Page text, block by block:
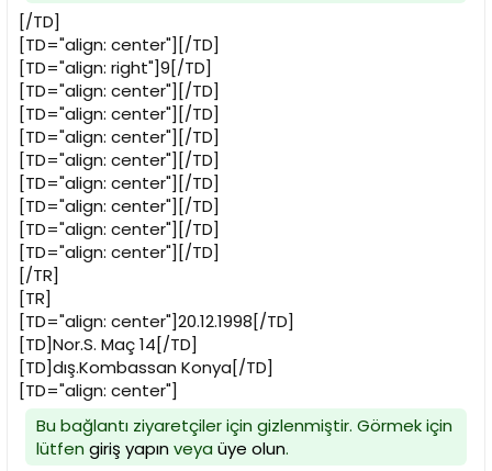
[/TD]
[TD="align: center"][/TD]
[TD="align: right"]9[/TD]
[TD="align: center"][/TD]
[TD="align: center"][/TD]
[TD="align: center"][/TD]
[TD="align: center"][/TD]
[TD="align: center"][/TD]
[TD="align: center"][/TD]
[TD="align: center"][/TD]
[TD="align: center"][/TD]
[/TR]
[TR]
[TD="align: center"]20.12.1998[/TD]
[TD]Nor.S. Maç 14[/TD]
[TD]dış.Kombassan Konya[/TD]
[TD="align: center"]
Bu bağlantı ziyaretçiler için gizlenmiştir. Görmek için
lütfen giriş yapınveya üye olun.